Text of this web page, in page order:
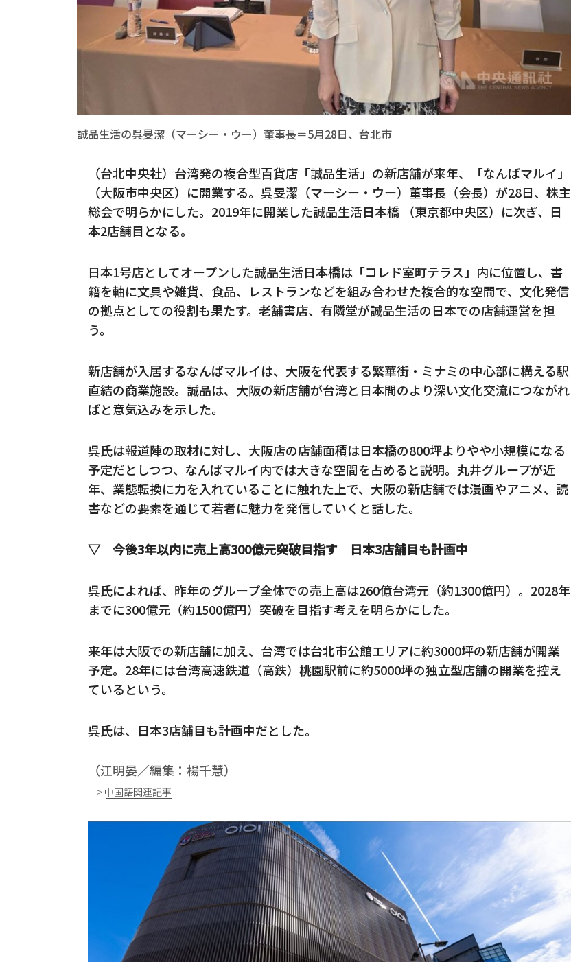
誠品生活の呉旻潔（マーシー・ウー）董事長＝5月28日、台北市
（台北中央社）台湾発の複合型百貨店「誠品生活」の新店舗が来年、「なんばマルイ」
（大阪市中央区）に開業する。呉旻潔（マーシー・ウー）董事長（会長）が28日、株主
総会で明らかにした。2019年に開業した誠品生活日本橋 （東京都中央区）に次ぎ、日
本2店舗目となる。
日本1号店としてオープンした誠品生活日本橋は「コレド室町テラス」内に位置し、書
籍を軸に文具や雑貨、食品、レストランなどを組み合わせた複合的な空間で、文化発信
の拠点としての役割も果たす。老舗書店、有隣堂が誠品生活の日本での店舗運営を担
う。
新店舗が入居するなんばマルイは、大阪を代表する繁華街・ミナミの中心部に構える駅
直結の商業施設。誠品は、大阪の新店舗が台湾と日本間のより深い文化交流につながれ
ばと意気込みを示した。
呉氏は報道陣の取材に対し、大阪店の店舗面積は日本橋の800坪よりやや小規模になる
予定だとしつつ、なんばマルイ内では大きな空間を占めると説明。丸井グループが近
年、業態転換に力を入れていることに触れた上で、大阪の新店舗では漫画やアニメ、読
書などの要素を通じて若者に魅力を発信していくと話した。
▽ 今後3年以内に売上高300億元突破目指す 日本3店舗目も計画中
呉氏によれば、昨年のグループ全体での売上高は260億台湾元（約1300億円）。2028年
までに300億元（約1500億円）突破を目指す考えを明らかにした。
来年は大阪での新店舗に加え、台湾では台北市公館エリアに約3000坪の新店舗が開業
予定。28年には台湾高速鉄道（高鉄）桃園駅前に約5000坪の独立型店舗の開業を控え
ているという。
呉氏は、日本3店舗目も計画中だとした。
（江明晏／編集：楊千慧）
> 中国語関連記事